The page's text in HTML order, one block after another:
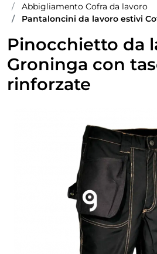
Abbigliamento Cofra da lavoro
Pantaloncini da lavoro estivi
Pinocchietto da
Groninga con
rinforzate